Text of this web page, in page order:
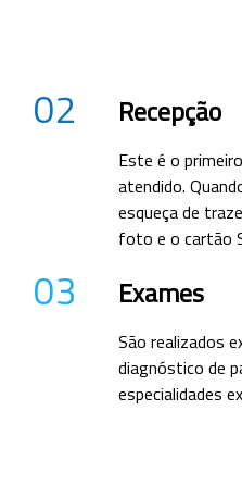
02 Recepção
Este é o
atendido.
esqueça de
foto e o cartão
03 Exames
São realizados
diagnóstico de
especialidades